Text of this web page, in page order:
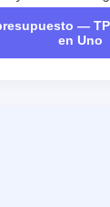
—
en Uno